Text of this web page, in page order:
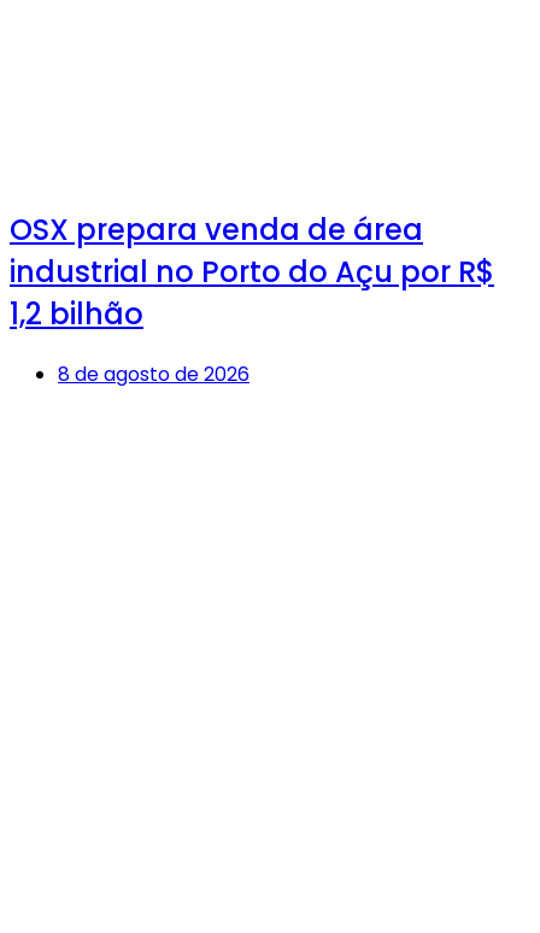
OSX prepara venda de área
industrial no Porto do Açu por R$
1,2 bilhão
8 de agosto de 2026